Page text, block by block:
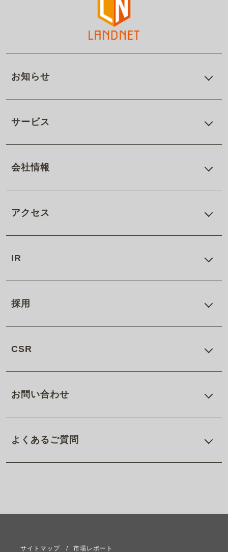
お知らせ
サービス
会社情報
アクセス
IR
採用
CSR
お問い合わせ
よくあるご質問
サイトマップ 市場レポート